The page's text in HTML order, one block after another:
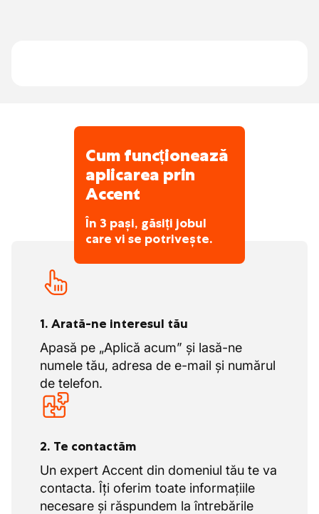
Cum funcționează
aplicarea prin
Accent
În 3 pași, găsiți jobul
care vi se potrivește.
1. Arată-ne interesul tău
Apasă pe „Aplică acum” și lasă-ne
numele tău, adresa de e-mail și numărul
de telefon.
2. Te contactăm
Un expert Accent din domeniul tău te va
contacta. Îți oferim toate informațiile
necesare și răspundem la întrebările